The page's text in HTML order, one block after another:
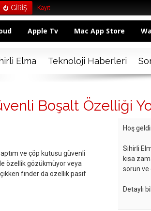
Kayıt
Apple Tv Mac App Store
Elma Teknoloji Haberleri
Boşalt Özelliği
ve çöp kutusu güvenli
özellik gözükmüyor veya
finder da özellik pasif
Hoş
Sihirli
kısa
sorun ve
Detaylı